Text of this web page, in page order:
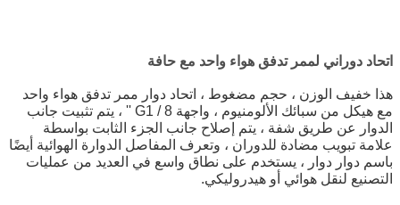
اتحاد دوراني لممر تدفق هواء واحد مع حافة
هذا خفيف الوزن ، حجم مضغوط ، اتحاد دوار ممر تدفق هواء واحد
مع هيكل من سبائك الألومنيوم ، واجهة G1 / 8 '' ، يتم تثبيت جانب
الدوار عن طريق شفة ، يتم إصلاح جانب الجزء الثابت بواسطة
علامة تبويب مضادة للدوران ، وتعرف المفاصل الدوارة الهوائية أيضًا
باسم دوار دوار ، يستخدم على نطاق واسع في العديد من عمليات
التصنيع لنقل هوائي أو هيدروليكي.